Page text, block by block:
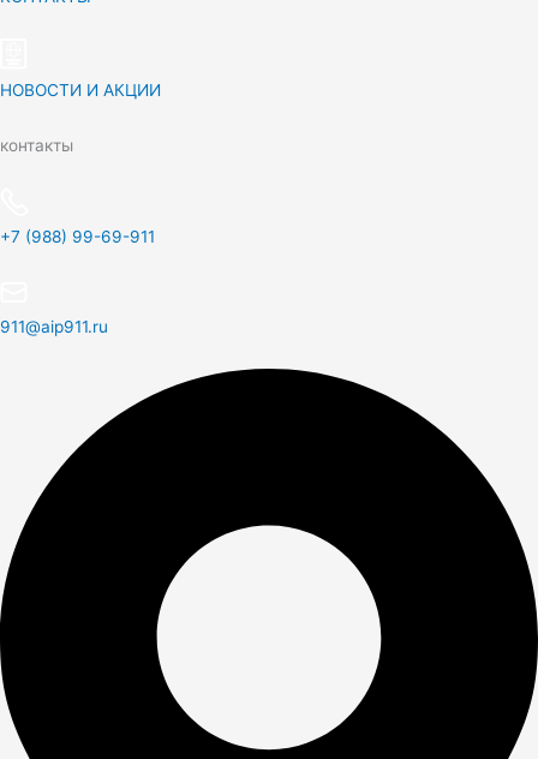
НОВОСТИ И АКЦИИ
контакты
+7 (988) 99-69-911
911@aip911.ru